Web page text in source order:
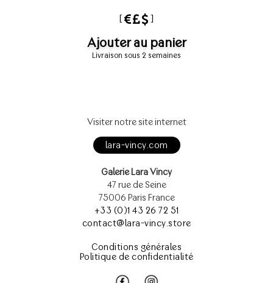
[ ]
Ajouter au panier
Livraison sous 2 semaines
Visiter notre site internet
lara-vincy.com
Galerie Lara Vincy
47 rue de Seine
75006 Paris France
+33 (0)1 43 26 72 51
contact@lara-vincy.store
Conditions générales
Politique de confidentialité